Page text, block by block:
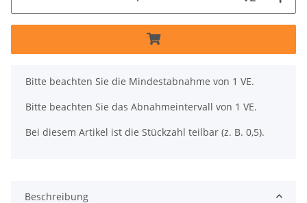
x
Bitte beachten Sie die Mindestabnahme von 1 VE.
Bitte beachten Sie das Abnahmeintervall von 1 VE.
Bei diesem Artikel ist die Stückzahl teilbar (z. B. 0,5).
Beschreibung